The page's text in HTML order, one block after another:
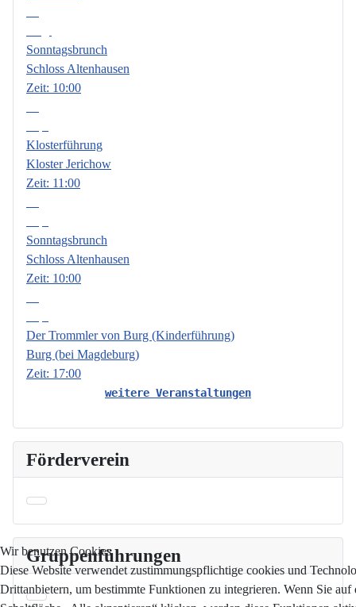
Sonntagsbrunch
Schloss Altenhausen
Zeit: 10:00
Klosterführung
Kloster Jerichow
Zeit: 11:00
Sonntagsbrunch
Schloss Altenhausen
Zeit: 10:00
Der Trommler von Burg (Kinderführung)
Burg (bei Magdeburg)
Zeit: 17:00
weitere Veranstaltungen
Förderverein
Gruppenführungen
Wir benutzen Cookies
Diese Website verwendet zustimmungspflichtige cookies und
Drittanbietern, um bestimmte Funktionen zu integrieren. Wenn Sie auf